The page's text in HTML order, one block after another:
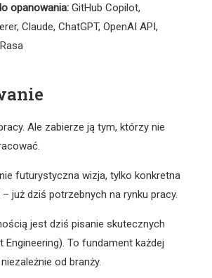
opanowania: GitHub Copilot,
Claude, ChatGPT, OpenAI API,
Ale zabierze ją tym, którzy nie
futurystyczna wizja, tylko konkretna
już dziś potrzebnych na rynku pracy.
jest dziś pisanie skutecznych
To fundament każdej
od branży.